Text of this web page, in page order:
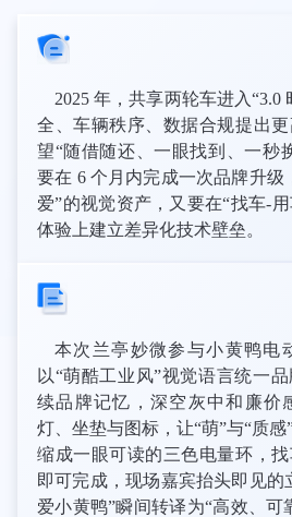
2025 年，共享两轮车进入“3.0
全、车辆秩序、数据合规提出
望“随借随还、一眼找到、一秒
要在 6 个月内完成一次品牌升级
爱”的视觉资产，又要在“找车-
体验上建立差异化技术壁垒。
本次兰亭妙微参与小黄鸭电
以“萌酷工业风”视觉语言统一
续品牌记忆，深空灰中和廉价
灯、坐垫与图标，让“萌”与“质
缩成一眼可读的三色电量环，
即可完成，现场嘉宾抬头即见的
爱小黄鸭”瞬间转译为“高效、可